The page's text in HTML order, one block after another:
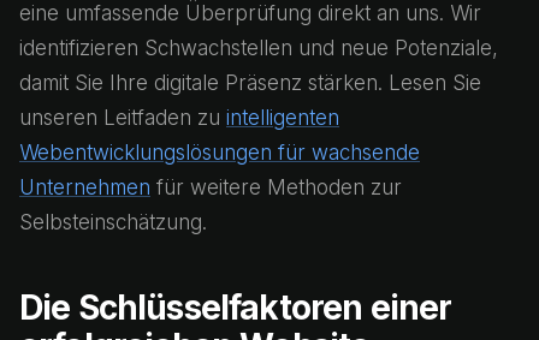
eine umfassende Überprüfung direkt an uns. Wir
identifizieren Schwachstellen und neue Potenziale,
damit Sie Ihre digitale Präsenz stärken. Lesen Sie
unseren Leitfaden zu intelligenten
Webentwicklungslösungen für wachsende
Unternehmen für weitere Methoden zur
Selbsteinschätzung.
Die Schlüsselfaktoren einer